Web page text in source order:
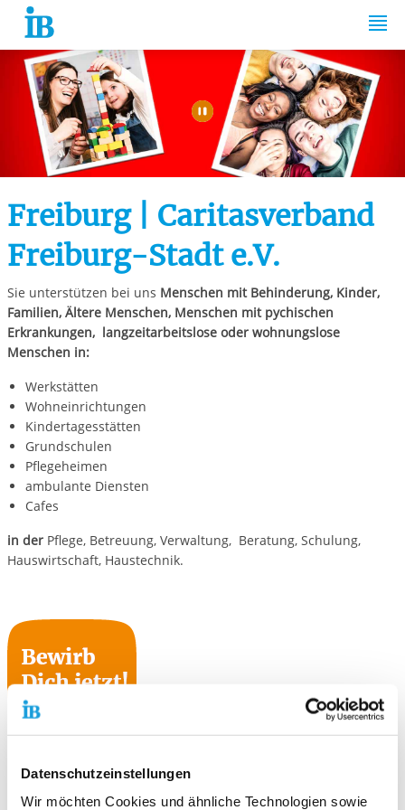
Datenschutzeinstellungen
Wir möchten Cookies und ähnliche Technologien sowie
Springe zum Inhalt
Automatische
Freiburg | Caritasverband
Freiburg-Stadt e.V.
Sie unterstützen bei uns Menschen mit Behinderung, Kinder,
Familien, Ältere Menschen, Menschen mit pychischen
Erkrankungen, langzeitarbeitslose oder wohnungslose
Menschen in:
Werkstätten
Wohneinrichtungen
Kindertagesstätten
Grundschulen
Pflegeheimen
ambulante Diensten
Cafes
in derPflege, Betreuung, Verwaltung, Beratung, Schulung,
Hauswirtschaft, Haustechnik.